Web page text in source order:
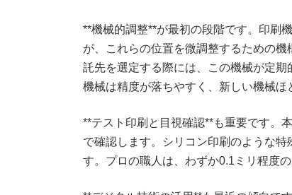
**機械的調整**が最初の段階です。印刷
が、これらの位置を微調整するための
託先を選定する際には、この機械が定
機械は精度が落ちやすく、新しい機械ほ
**テスト印刷と目視確認**も重要です。
で確認します。シリコン印刷のような
す。プロの職人は、わずか0.1ミリ程度